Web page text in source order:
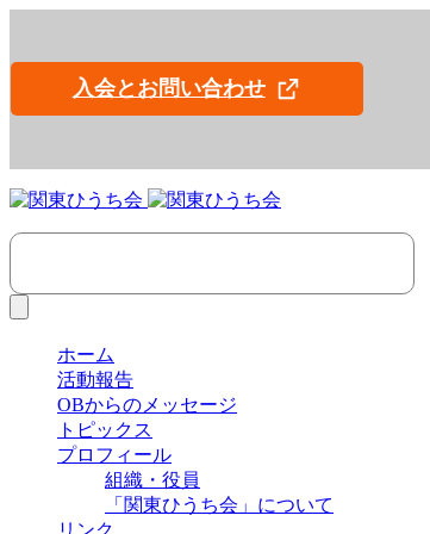
入会とお問い合わせ
ホーム
活動報告
OBからのメッセージ
トピックス
プロフィール
組織・役員
「関東ひうち会」について
リンク